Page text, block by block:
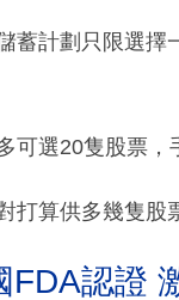
蓄計劃只限選
可選20隻股票，
打算供多幾隻股
FDA認證